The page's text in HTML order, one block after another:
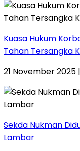
Kuasa Hukum
Tahan Tersangka
21 November 2025 |
Sekda Nukman
Lambar